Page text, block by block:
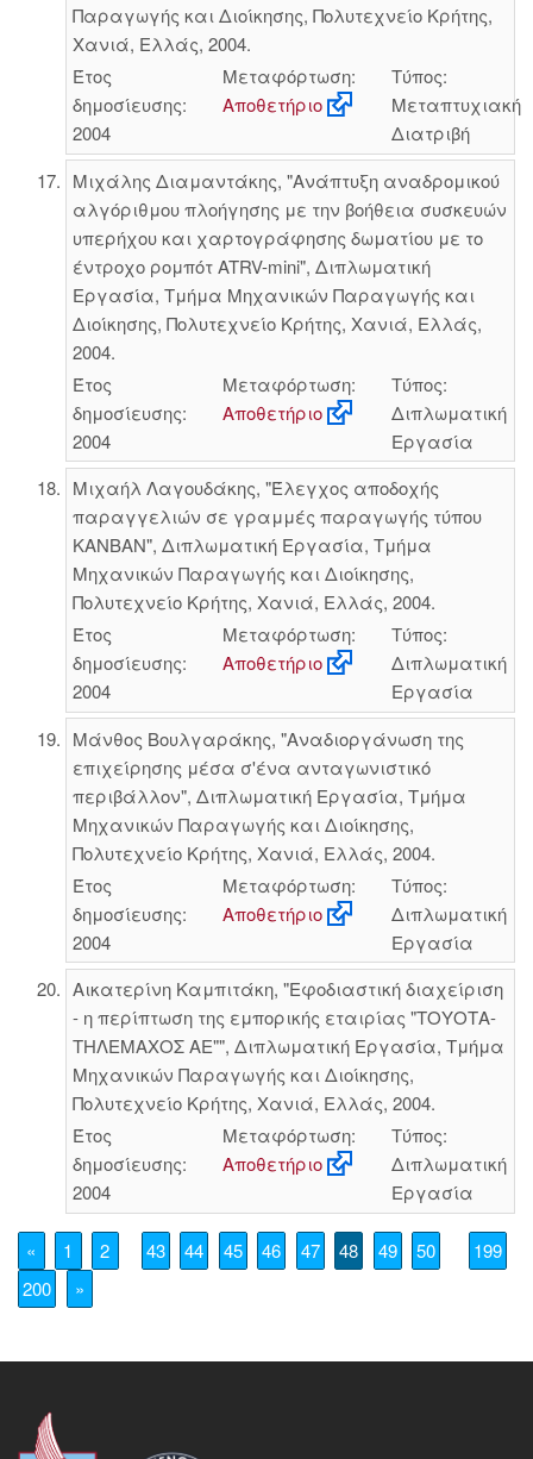
Παραγωγής και Διοίκησης, Πολυτεχνείο Κρήτης,
Χανιά, Ελλάς, 2004.
Έτος
δημοσίευσης:
2004
Μεταφόρτωση:
Αποθετήριο
Τύπος:
Μεταπτυχιακή
Διατριβή
Μιχάλης Διαμαντάκης, "Ανάπτυξη αναδρομικού
αλγόριθμου πλοήγησης με την βοήθεια συσκευών
υπερήχου και χαρτογράφησης δωματίου με το
έντροχο ρομπότ ATRV-mini", Διπλωματική
Εργασία, Τμήμα Μηχανικών Παραγωγής και
Διοίκησης, Πολυτεχνείο Κρήτης, Χανιά, Ελλάς,
2004.
Έτος
δημοσίευσης:
2004
Μεταφόρτωση:
Αποθετήριο
Τύπος:
Διπλωματική
Εργασία
Μιχαήλ Λαγουδάκης, "Έλεγχος αποδοχής
παραγγελιών σε γραμμές παραγωγής τύπου
ΚΑΝΒΑΝ", Διπλωματική Εργασία, Τμήμα
Μηχανικών Παραγωγής και Διοίκησης,
Πολυτεχνείο Κρήτης, Χανιά, Ελλάς, 2004.
Έτος
δημοσίευσης:
2004
Μεταφόρτωση:
Αποθετήριο
Τύπος:
Διπλωματική
Εργασία
Μάνθος Βουλγαράκης, "Αναδιοργάνωση της
επιχείρησης μέσα σ'ένα ανταγωνιστικό
περιβάλλον", Διπλωματική Εργασία, Τμήμα
Μηχανικών Παραγωγής και Διοίκησης,
Πολυτεχνείο Κρήτης, Χανιά, Ελλάς, 2004.
Έτος
δημοσίευσης:
2004
Μεταφόρτωση:
Αποθετήριο
Τύπος:
Διπλωματική
Εργασία
Αικατερίνη Καμπιτάκη, "Εφοδιαστική διαχείριση
- η περίπτωση της εμπορικής εταιρίας "ΤΟΥΟΤΑ-
ΤΗΛΕΜΑΧΟΣ ΑΕ"", Διπλωματική Εργασία, Τμήμα
Μηχανικών Παραγωγής και Διοίκησης,
Πολυτεχνείο Κρήτης, Χανιά, Ελλάς, 2004.
Έτος
δημοσίευσης:
2004
Μεταφόρτωση:
Αποθετήριο
Τύπος:
Διπλωματική
Εργασία
« 1 2 43 44 45 46 47 48 49 50
199
200
»